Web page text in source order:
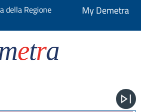
della Regione
My Demetra
etra